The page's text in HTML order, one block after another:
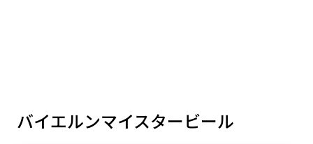
バイエルンマイスタービール